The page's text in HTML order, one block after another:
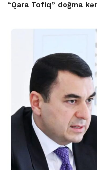
“Qara Tofiq” doğma